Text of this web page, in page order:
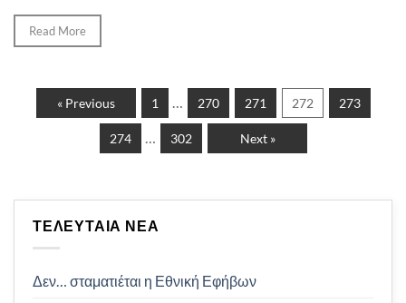
Read More
« Previous 1 … 270 271 272 273
274 … 302 Next »
ΤΕΛΕΥΤΑΊΑ ΝΈΑ
Δεν… σταματιέται η Εθνική Εφήβων